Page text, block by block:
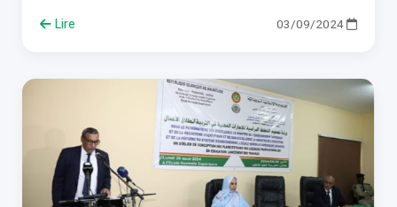
03/09/2024
Lire